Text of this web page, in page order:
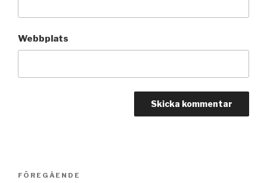
Webbplats
Inläggsnavigering
Föregående
FÖREGÅENDE